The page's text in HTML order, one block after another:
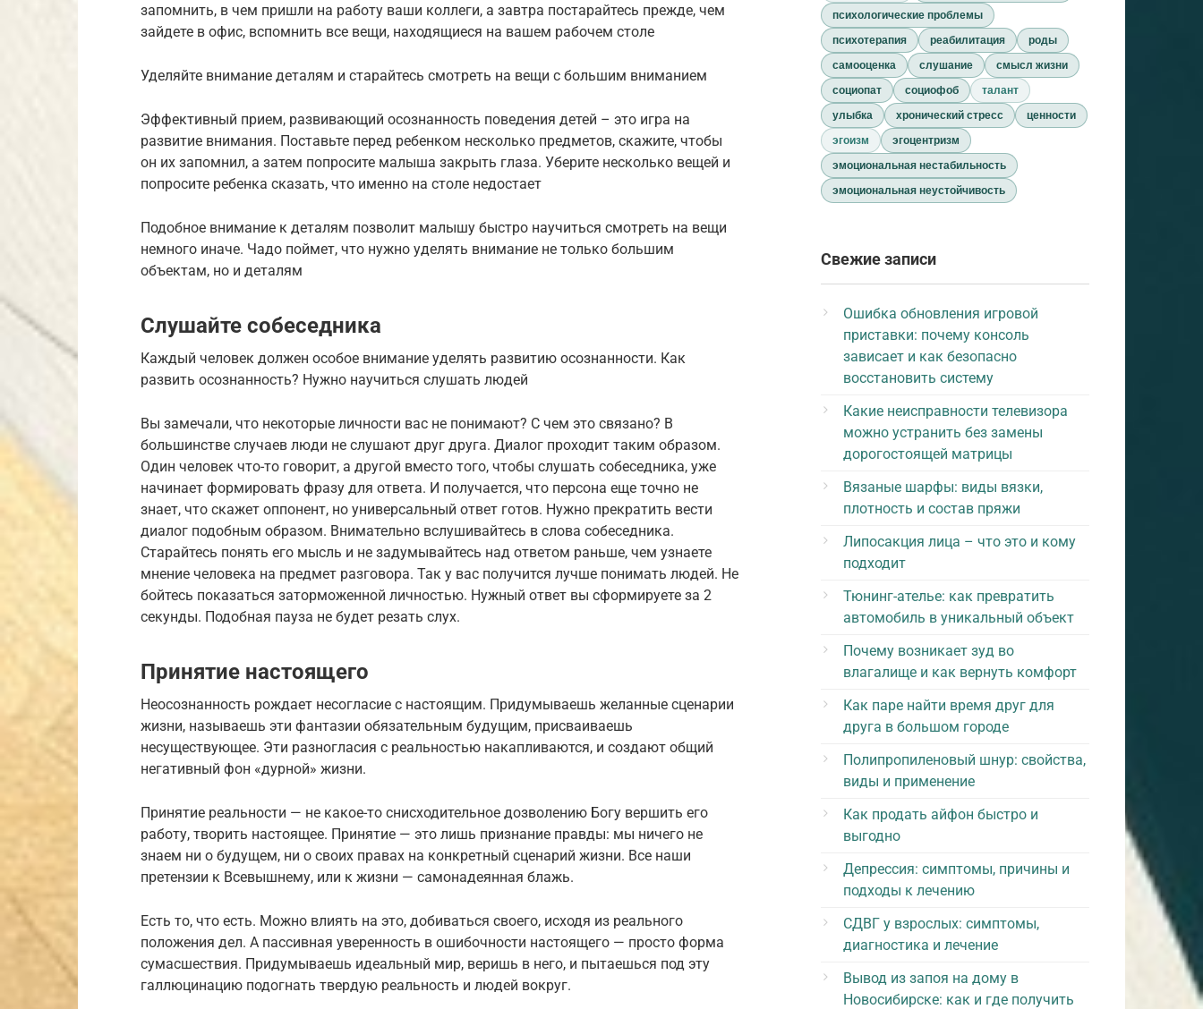
запомнить, в чем пришли на работу ваши коллеги, а завтра постарайтесь прежде, чем
зайдете в офис, вспомнить все вещи, находящиеся на вашем рабочем столе
Уделяйте внимание деталям и старайтесь смотреть на вещи с большим вниманием
Эффективный прием, развивающий осознанность поведения детей – это игра на
развитие внимания. Поставьте перед ребенком несколько предметов, скажите, чтобы
он их запомнил, а затем попросите малыша закрыть глаза. Уберите несколько вещей и
попросите ребенка сказать, что именно на столе недостает
Подобное внимание к деталям позволит малышу быстро научиться смотреть на вещи
немного иначе. Чадо поймет, что нужно уделять внимание не только большим
объектам, но и деталям
Слушайте собеседника
Каждый человек должен особое внимание уделять развитию осознанности. Как
развить осознанность? Нужно научиться слушать людей
Вы замечали, что некоторые личности вас не понимают? С чем это связано? В
большинстве случаев люди не слушают друг друга. Диалог проходит таким образом.
Один человек что-то говорит, а другой вместо того, чтобы слушать собеседника, уже
начинает формировать фразу для ответа. И получается, что персона еще точно не
знает, что скажет оппонент, но универсальный ответ готов. Нужно прекратить вести
диалог подобным образом. Внимательно вслушивайтесь в слова собеседника.
Старайтесь понять его мысль и не задумывайтесь над ответом раньше, чем узнаете
мнение человека на предмет разговора. Так у вас получится лучше понимать людей. Не
бойтесь показаться заторможенной личностью. Нужный ответ вы сформируете за 2
секунды. Подобная пауза не будет резать слух.
Принятие настоящего
Неосознанность рождает несогласие с настоящим. Придумываешь желанные сценарии
жизни, называешь эти фантазии обязательным будущим, присваиваешь
несуществующее. Эти разногласия с реальностью накапливаются, и создают общий
негативный фон «дурной» жизни.
Принятие реальности — не какое-то снисходительное дозволению Богу вершить его
работу, творить настоящее. Принятие — это лишь признание правды: мы ничего не
знаем ни о будущем, ни о своих правах на конкретный сценарий жизни. Все наши
претензии к Всевышнему, или к жизни — самонадеянная блажь.
Есть то, что есть. Можно влиять на это, добиваться своего, исходя из реального
положения дел. А пассивная уверенность в ошибочности настоящего — просто форма
сумасшествия. Придумываешь идеальный мир, веришь в него, и пытаешься под эту
галлюцинацию подогнать твердую реальность и людей вокруг.
психологические проблемы
психотерапия
реабилитация
роды
самооценка
слушание
смысл жизни
социопат
социофоб
талант
улыбка
хронический стресс
ценности
эгоизм
эгоцентризм
эмоциональная нестабильность
эмоциональная неустойчивость
Свежие записи
Ошибка обновления игровой
приставки: почему консоль
зависает и как безопасно
восстановить систему
Какие неисправности телевизора
можно устранить без замены
дорогостоящей матрицы
Вязаные шарфы: виды вязки,
плотность и состав пряжи
Липосакция лица – что это и кому
подходит
Тюнинг-ателье: как превратить
автомобиль в уникальный объект
Почему возникает зуд во
влагалище и как вернуть комфорт
Как паре найти время друг для
друга в большом городе
Полипропиленовый шнур: свойства,
виды и применение
Как продать айфон быстро и
выгодно
Депрессия: симптомы, причины и
подходы к лечению
СДВГ у взрослых: симптомы,
диагностика и лечение
Вывод из запоя на дому в
Новосибирске: как и где получить